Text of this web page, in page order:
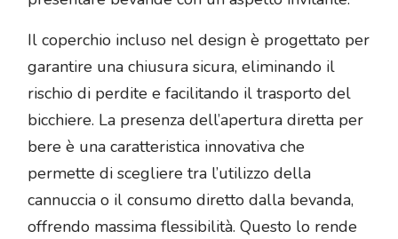
Il coperchio incluso nel design è progettato per
garantire una chiusura sicura, eliminando il
rischio di perdite e facilitando il trasporto del
bicchiere. La presenza dell’apertura diretta per
bere è una caratteristica innovativa che
permette di scegliere tra l’utilizzo della
cannuccia o il consumo diretto dalla bevanda,
offrendo massima flessibilità. Questo lo rende